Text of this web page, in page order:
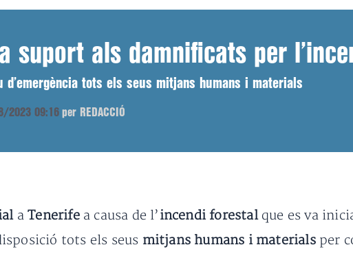
suport als damnificats per
d’emergència tots els seus mitjans humans i materials
2023 09:16 per REDACCIÓ
aTenerife a causa de l’incendi forestalque es va
tots els seus mitjans humans i materialsper